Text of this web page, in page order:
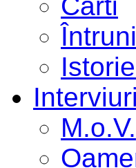
Interviuri
M.o.V.